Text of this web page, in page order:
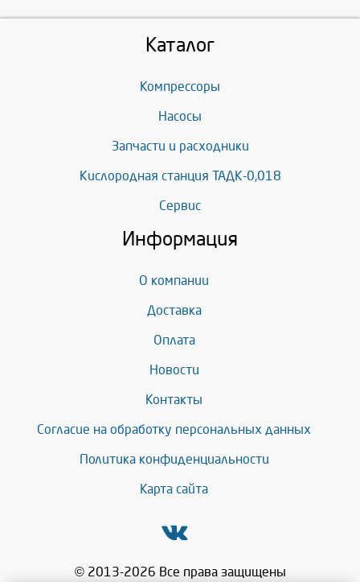
Каталог
Компрессоры
Насосы
Запчасти и расходники
Кислородная станция ТАДК-0,018
Сервис
Информация
О компании
Доставка
Оплата
Новости
Контакты
Согласие на обработку персональных данных
Политика конфиденциальности
Карта сайта
© 2013-2026 Все права защищены